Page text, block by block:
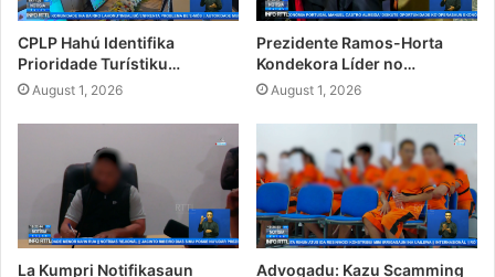
CPLP Hahú Identifika
Prioridade Turístiku…
August 1, 2026
Prezidente Ramos-Horta
Kondekora Líder no…
August 1, 2026
La Kumpri Notifikasaun
Advogadu: Kazu Scamming